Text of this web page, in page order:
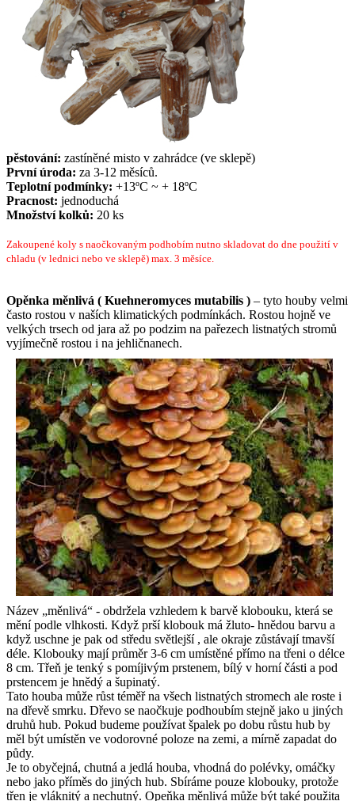
pěstování: zastíněné misto v zahrádce (ve sklepě)
První úroda: za 3-12 měsíců.
Teplotní podmínky: +13ºC ~ + 18ºC
Pracnost: jednoduchá
Množství kolků: 20 ks
Zakoupené koly s naočkovaným podhobím nutno skladovat do dne použití v
chladu (v lednici nebo ve sklepě) max. 3 měsíce.
Opěnka měnlivá ( Kuehneromyces mutabilis ) – tyto houby velmi
často rostou v naších klimatických podmínkách. Rostou hojně ve
velkých trsech od jara až po podzim na pařezech listnatých stromů
vyjímečně rostou i na jehličnanech.
Název „měnlivá“ - obdržela vzhledem k barvě klobouku, která se
mění podle vlhkosti. Když prší klobouk má žluto- hnědou barvu a
když uschne je pak od středu světlejší , ale okraje zůstávají tmavší
déle. Klobouky mají průměr 3-6 cm umístěné přímo na třeni o délce
8 cm. Třeň je tenký s pomíjivým prstenem, bílý v horní části a pod
prstencem je hnědý a šupinatý.
Tato houba může růst téměř na všech listnatých stromech ale roste i
na dřevě smrku. Dřevo se naočkuje podhoubím stejně jako u jiných
druhů hub. Pokud budeme používat špalek po dobu růstu hub by
měl být umístěn ve vodorovné poloze na zemi, a mírně zapadat do
půdy.
Je to obyčejná, chutná a jedlá houba, vhodná do polévky, omáčky
nebo jako příměs do jiných hub. Sbíráme pouze klobouky, protože
třen je vláknitý a nechutný. Opeňka měnlivá může být také použita